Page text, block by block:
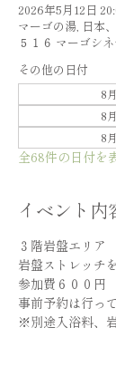
2026年5月12日
マーゴの湯, 日本
５１６ マーゴシ
その他の日付
8
8
8
全68件の日付を
イベント内
３階岩盤エリア
岩盤ストレッチ
参加費６００円
事前予約は行っ
※別途入浴料、